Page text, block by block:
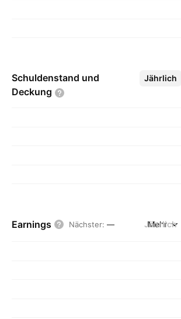
Schuldenstand und
Deckung
Jährlich
Mehr
Earnings Nächster: — Jährlich
Mehr